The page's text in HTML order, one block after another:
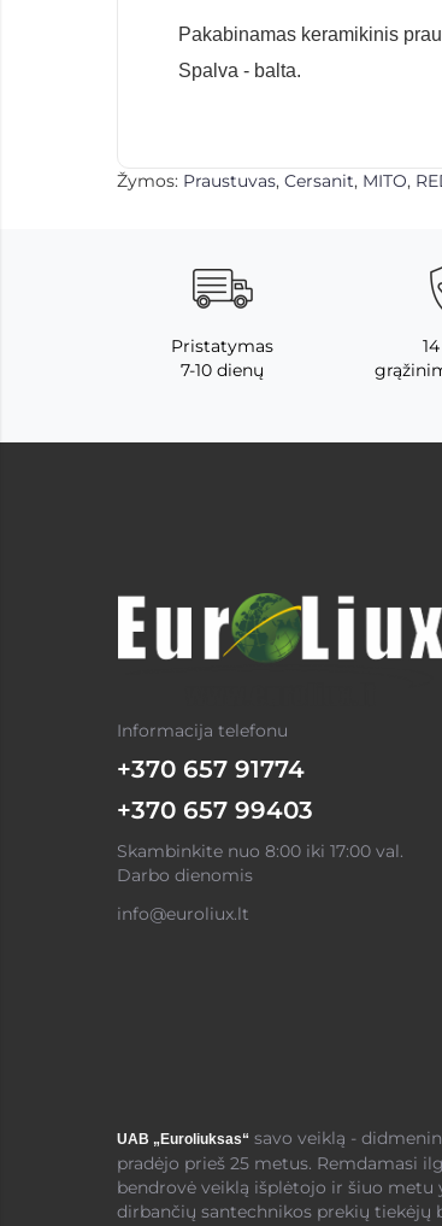
Pakabinamas keramikinis
Spalva - balta.
Žymos: Praustuvas, Cersanit, MITO,
Pristatymas
7-10 dienų
Informacija telefonu
+370 657 91774
+370 657 99403
Skambinkite nuo 8:00 iki 17:00 val.
Darbo dienomis
info@euroliux.lt
UAB „Euroliuksas“ savo veiklą -
pradėjo prieš 25 metus. Remdamasi
bendrovė veiklą išplėtojo ir šiuo metu
dirbančių santechnikos prekių tiekėjų